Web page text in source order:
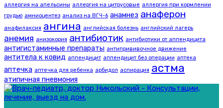
аллергия на апельсины аллергия на цитрусовые аллергия при кормлении
грудью амниоцентез анализ на ВГЧ-6 анамнез анаферон
анафилаксия ангина английская болезнь английский лагерь
анемия анизокория антибиотик антибиотики от аппендицита
антигистаминные препараты антипрививочное движение
антитела к ковид аппендицит аппендицит без операции аптека
аптечка аптечка для ребенка арбидол аспирация астма
атипичная пневмония